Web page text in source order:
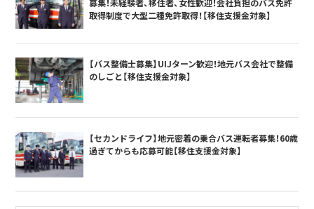
募集！未経験者、移住者、女性歓迎！会社負担のバス免許
取得制度で大型二種免許取得！【移住支援金対象】
【バス整備士募集】UIJターン歓迎！地元バス会社で整備
のしごと【移住支援金対象】
【セカンドライフ】地元密着の乗合バス運転者募集！60歳
過ぎてからも応募可能【移住支援金対象】